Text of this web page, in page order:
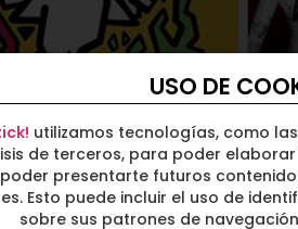
USO DE
utilizamos tecnologías, como
de terceros, para poder
presentarte futuros
Esto puede incluir el uso de
sobre sus patrones de
no incluye entrada
15AGO.2026
de Castrelos